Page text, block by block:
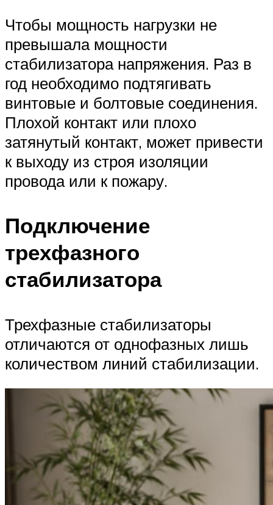
Чтобы мощность нагрузки не
превышала мощности
стабилизатора напряжения. Раз в
год необходимо подтягивать
винтовые и болтовые соединения.
Плохой контакт или плохо
затянутый контакт, может привести
к выходу из строя изоляции
провода или к пожару.
Подключение
трехфазного
стабилизатора
Трехфазные стабилизаторы
отличаются от однофазных лишь
количеством линий стабилизации.